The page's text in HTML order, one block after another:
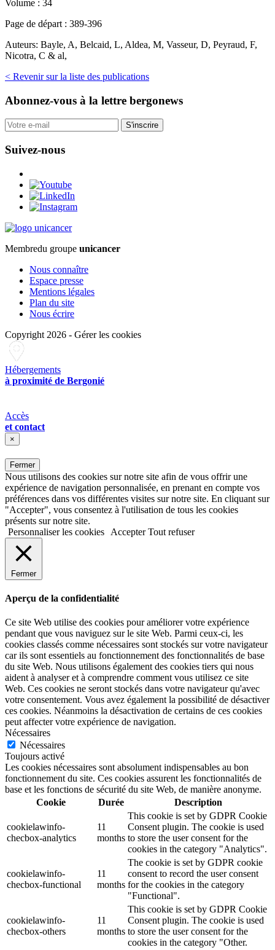
Volume : 34
Page de départ : 389-396
Auteurs: Bayle, A, Belcaid, L, Aldea, M, Vasseur, D, Peyraud, F,
Nicotra, C & al,
< Revenir sur la liste des publications
Abonnez-vous à la lettre bergonews
S'inscrire
Suivez-nous
Membredu groupe unicancer
Nous connaître
Espace presse
Mentions légales
Plan du site
Nous écrire
Copyright 2026 - Gérer les cookies
Hébergements
à proximité de Bergonié
Accès
et contact
×
Fermer
Nous utilisons des cookies sur notre site afin de vous offrir une
expérience de navigation personnalisée, en prenant en compte vos
préférences dans vos différentes visites sur notre site. En cliquant sur
"Accepter", vous consentez à l'utilisation de tous les cookies
présents sur notre site.
Personnaliser les cookies
Accepter Tout refuser
Fermer
Aperçu de la confidentialité
Ce site Web utilise des cookies pour améliorer votre expérience
pendant que vous naviguez sur le site Web. Parmi ceux-ci, les
cookies classés comme nécessaires sont stockés sur votre navigateur
car ils sont essentiels au fonctionnement des fonctionnalités de base
du site Web. Nous utilisons également des cookies tiers qui nous
aident à analyser et à comprendre comment vous utilisez ce site
Web. Ces cookies ne seront stockés dans votre navigateur qu'avec
votre consentement. Vous avez également la possibilité de désactiver
ces cookies. Néanmoins la désactivation de certains de ces cookies
peut affecter votre expérience de navigation.
Nécessaires
Nécessaires
Toujours activé
Les cookies nécessaires sont absolument indispensables au bon
fonctionnement du site. Ces cookies assurent les fonctionnalités de
base et les fonctions de sécurité du site Web, de manière anonyme.
Cookie
Durée Description
cookielawinfo-
checbox-analytics
11
months
This cookie is set by GDPR Cookie
Consent plugin. The cookie is used
to store the user consent for the
cookies in the category "Analytics".
cookielawinfo-
checbox-functional
11
months
The cookie is set by GDPR cookie
consent to record the user consent
for the cookies in the category
"Functional".
cookielawinfo-
checbox-others
11
months
This cookie is set by GDPR Cookie
Consent plugin. The cookie is used
to store the user consent for the
cookies in the category "Other.